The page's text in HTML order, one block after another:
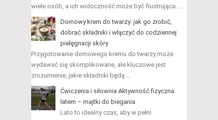
wiele osób, a ich widoczność może być frustrująca. …
Domowy krem do twarzy: jak go zrobić,
dobrać składniki i włączyć do codziennej
pielęgnacji skóry
Przygotowanie domowego kremu do twarzy może
wydawać się skomplikowane, ale kluczowe jest
zrozumienie, jakie składniki będą …
Ćwiczenia i siłownia Aktywność fizyczna
latem – majtki do biegania.
Lato to idealny czas, aby w pełni